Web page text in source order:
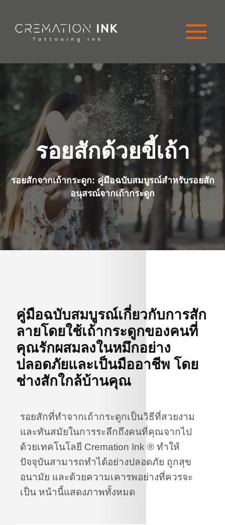
รอยสักด้วยขี้เถ้า
รอยสักจากเถ้ากระดูก: คู่มือฉบับสมบูรณ์สำหรับรอยสัก
อนุสรณ์จากเถ้ากระดูก
คู่มือฉบับสมบูรณ์เกี่ยวกับการสัก
ลายโดยใช้เถ้ากระดูกของคนที่
คุณรักผสมลงในหมึกอย่าง
ปลอดภัยและเป็นมืออาชีพ โดย
ช่างสักใกล้บ้านคุณ
รอยสักที่ทำจากเถ้ากระดูกเป็นวิธีที่สวยงาม
และทันสมัยในการระลึกถึงคนที่คุณจากไป
ด้วยเทคโนโลยี Cremation Ink ® ทำให้
ปัจจุบันสามารถทำได้อย่างปลอดภัย ถูกสุข
อนามัย และด้วยความเคารพอย่างที่ควรจะ
เป็น หน้านี้แสดงภาพทั้งหมด